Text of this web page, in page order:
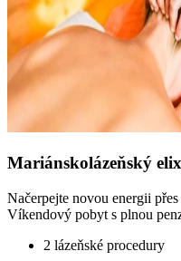
Mariánskolázeňský
Načerpejte novou energii
Víkendový pobyt s plnou
2 lázeňské procedury